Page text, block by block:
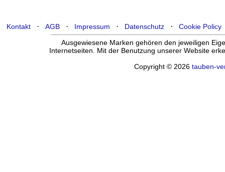
Kontakt· AGB· Impressum · Datenschutz· Cookie Policy
Ausgewiesene Marken gehören den jeweiligen
Internetseiten. Mit der Benutzung unserer Website
Copyright © 2026 tauben-